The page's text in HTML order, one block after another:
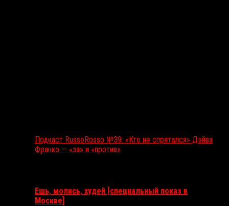
Подкаст RussoRosso №39: «Кто не спрятался» Дэйва
Франко — «за» и «против»
Ешь, молись, худей [специальный показ в
Москве]